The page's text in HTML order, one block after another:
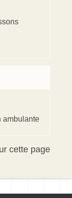
ambulante
cette page